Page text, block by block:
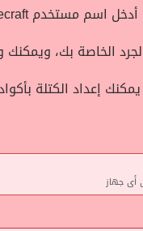
أدخل اسم مستخدم
إعداد الكتلة
أى جهاز